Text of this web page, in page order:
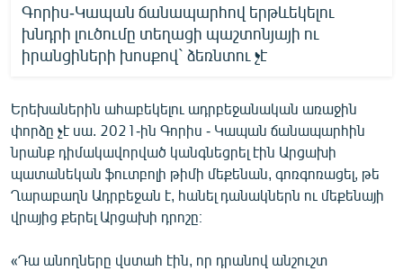
Գորիս-Կապան ճանապարհով երթևեկելու
խնդրի լուծումը տեղացի պաշտոնյայի ու
իրանցիների խոսքով` ձեռնտու չէ
Երեխաներին ահաբեկելու ադրբեջանական առաջին
փորձը չէ սա. 2021-ին Գորիս - Կապան ճանապարհին
նրանք դիմակավորված կանգնեցրել էին Արցախի
պատանեկան ֆուտբոլի թիմի մեքենան, գոռգոռացել, թե
Ղարաբաղն Ադրբեջան է, հանել դանակներն ու մեքենայի
վրայից քերել Արցախի դրոշը։
«Դա անողները վստահ էին, որ դրանով անշուշտ